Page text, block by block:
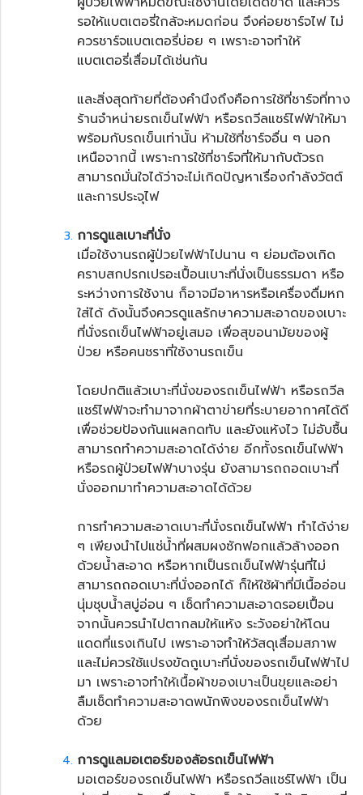
รอให้แบตเตอรี่ใกล้จะหมดก่อน จึงค่อยชาร์จไฟ ไม่
ควรชาร์จแบตเตอรี่บ่อย ๆ เพราะอาจทำให้
แบตเตอรี่เสื่อมได้เช่นกัน
และสิ่งสุดท้ายที่ต้องคำนึงถึงคือการใช้ที่ชาร์จที่ทาง
ร้านจำหน่ายรถเข็นไฟฟ้า หรือรถวีลแชร์ไฟฟ้าให้มา
พร้อมกับรถเข็นเท่านั้น ห้ามใช้ที่ชาร์จอื่น ๆ นอก
เหนือจากนี้ เพราะการใช้ที่ชาร์จที่ให้มากับตัวรถ
สามารถมั่นใจได้ว่าจะไม่เกิดปัญหาเรื่องกำลังวัตต์
และการประจุไฟ
การดูแลเบาะที่นั่ง
เมื่อใช้งานรถผู้ป่วยไฟฟ้าไปนาน ๆ ย่อมต้องเกิด
คราบสกปรกเปรอะเปื้อนเบาะที่นั่งเป็นธรรมดา หรือ
ระหว่างการใช้งาน ก็อาจมีอาหารหรือเครื่องดื่มหก
ใส่ได้ ดังนั้นจึงควรดูแลรักษาความสะอาดของเบาะ
ที่นั่งรถเข็นไฟฟ้าอยู่เสมอ เพื่อสุขอนามัยของผู้
ป่วย หรือคนชราที่ใช้งานรถเข็น
โดยปกติแล้วเบาะที่นั่งของรถเข็นไฟฟ้า หรือรถวีล
แชร์ไฟฟ้าจะทำมาจากผ้าตาข่ายที่ระบายอากาศได้ดี
เพื่อช่วยป้องกันแผลกดทับ และยังแห้งไว ไม่อับชื้น
สามารถทำความสะอาดได้ง่าย อีกทั้งรถเข็นไฟฟ้า
หรือรถผู้ป่วยไฟฟ้าบางรุ่น ยังสามารถถอดเบาะที่
นั่งออกมาทำความสะอาดได้ด้วย
การทำความสะอาดเบาะที่นั่งรถเข็นไฟฟ้า ทำได้ง่าย
ๆ เพียงนำไปแช่น้ำที่ผสมผงซักฟอกแล้วล้างออก
ด้วยน้ำสะอาด หรือหากเป็นรถเข็นไฟฟ้ารุ่นที่ไม่
สามารถถอดเบาะที่นั่งออกได้ ก็ให้ใช้ผ้าที่มีเนื้ออ่อน
นุ่มชุบน้ำสบู่อ่อน ๆ เช็ดทำความสะอาดรอยเปื้อน
จากนั้นควรนำไปตากลมให้แห้ง ระวังอย่าให้โดน
แดดที่แรงเกินไป เพราะอาจทำให้วัสดุเสื่อมสภาพ
และไม่ควรใช้แปรงขัดถูเบาะที่นั่งของรถเข็นไฟฟ้าไป
มา เพราะอาจทำให้เนื้อผ้าของเบาะเป็นขุยและอย่า
ลืมเช็ดทำความสะอาดพนักพิงของรถเข็นไฟฟ้า
ด้วย
การดูแลมอเตอร์ของล้อรถเข็นไฟฟ้า
มอเตอร์ของรถเข็นไฟฟ้า หรือรถวีลแชร์ไฟฟ้า เป็น